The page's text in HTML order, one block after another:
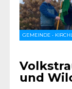
GEMEINDE •
und